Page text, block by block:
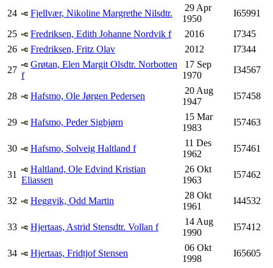
24 Fjellvær, Nikoline Margrethe Nilsdtr.
29 Apr
1950
I65991
25
Fredriksen, Edith Johanne Nordvik f 2016
I7345
26
Fredriksen, Fritz Olav 2012
I7344
27
Grøtan, Elen Margit Olsdtr. Norbotten
f
17 Sep
1970
I34567
28 Hafsmo, Ole Jørgen Pedersen
20 Aug
1947
I57458
29 Hafsmo, Peder Sigbjørn
15 Mar
1983
I57463
30 Hafsmo, Solveig Haltland f
11 Des
1962
I57461
31
Haltland, Ole Edvind Kristian
Eliassen
26 Okt
1963
I57462
32 Heggvik, Odd Martin
28 Okt
1961
I44532
33 Hjertaas, Astrid Stensdtr. Vollan f
14 Aug
1990
I57412
34 Hjertaas, Fridtjof Stensen
06 Okt
1998
I65605